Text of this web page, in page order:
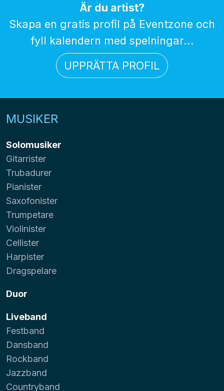
Är du artist?
Skapa en gratis profil på Eventzone och
fyll kalendern med spelningar...
UPPRÄTTA PROFIL
MUSIKER
Solomusiker
Gitarrister
Trubadurer
Pianister
Saxofonister
Trumpetare
Violinister
Cellister
Harpister
Dragspelare
Duor
Liveband
Festband
Dansband
Rockband
Jazzband
Countryband